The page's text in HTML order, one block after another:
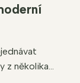
několika...